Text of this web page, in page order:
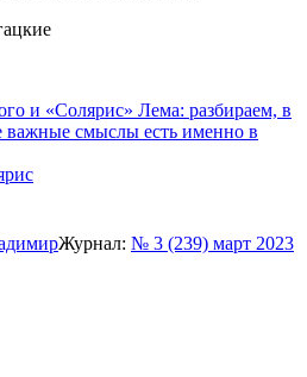
и «Солярис» Лема: разбираем, в
важные смыслы есть именно в
Журнал: № 3 (239) март 2023